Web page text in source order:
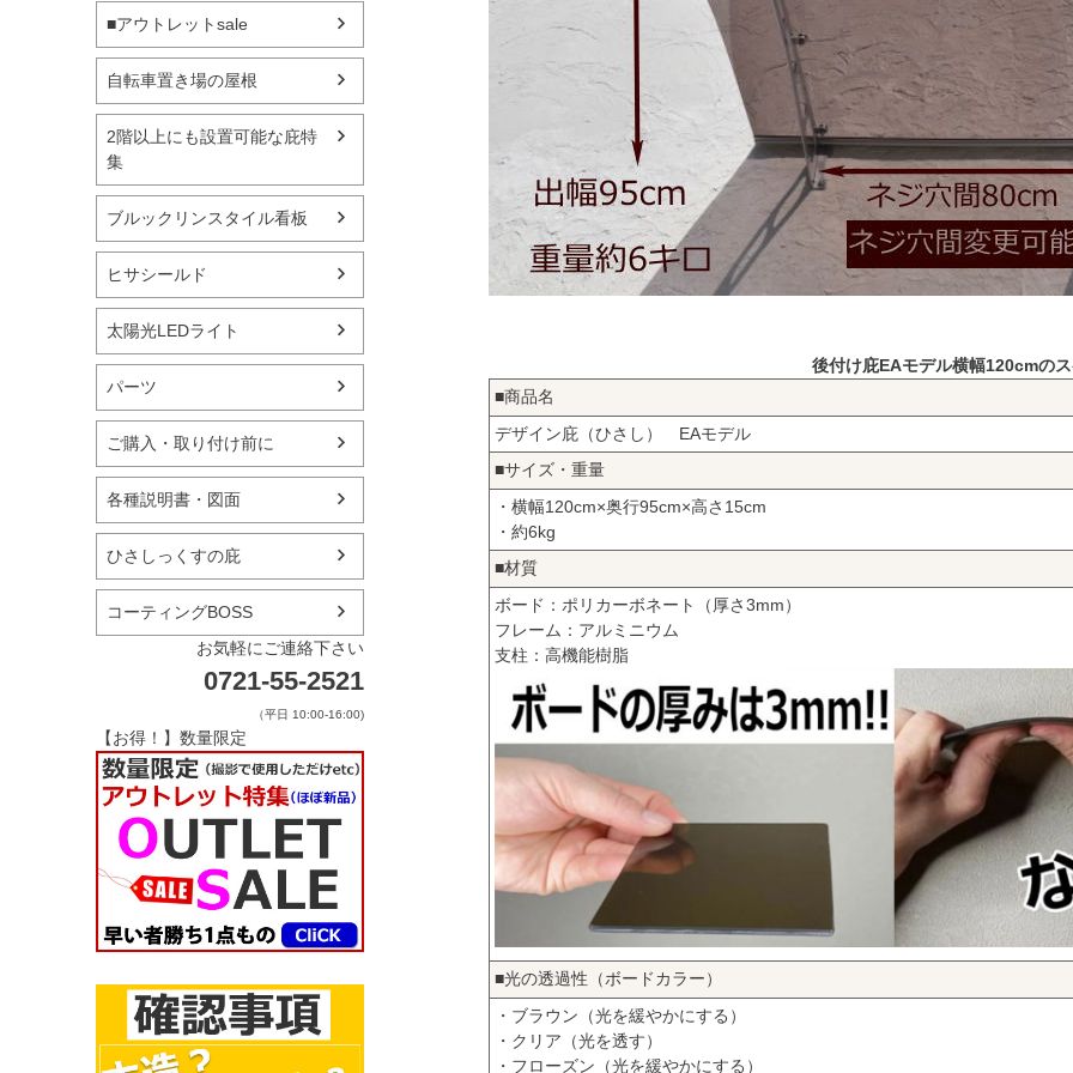
■アウトレットsale
自転車置き場の屋根
2階以上にも設置可能な庇特
集
ブルックリンスタイル看板
ヒサシールド
太陽光LEDライト
パーツ
ご購入・取り付け前に
各種説明書・図面
ひさしっくすの庇
コーティングBOSS
お気軽にご連絡下さい
0721-55-2521
（平日 10:00-16:00)
【お得！】数量限定
後付け庇EAモデル横幅120cmの
■商品名
デザイン庇（ひさし） EAモデル
■サイズ・重量
・横幅120cm×奥行95cm×高さ15cm
・約6kg
■材質
ボード：ポリカーボネート（厚さ3mm）
フレーム：アルミニウム
支柱：高機能樹脂
■光の透過性（ボードカラー）
・ブラウン（光を緩やかにする）
・クリア（光を透す）
・フローズン（光を緩やかにする）